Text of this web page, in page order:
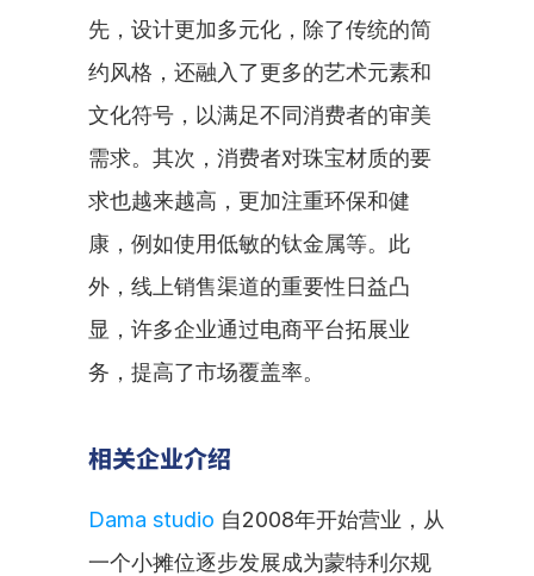
先，设计更加多元化，除了传统的简
约风格，还融入了更多的艺术元素和
文化符号，以满足不同消费者的审美
需求。其次，消费者对珠宝材质的要
求也越来越高，更加注重环保和健
康，例如使用低敏的钛金属等。此
外，线上销售渠道的重要性日益凸
显，许多企业通过电商平台拓展业
务，提高了市场覆盖率。
相关企业介绍
Dama studio 自2008年开始营业，从
一个小摊位逐步发展成为蒙特利尔规